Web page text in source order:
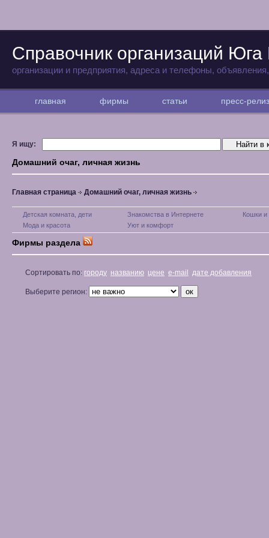
Справочник организаций Юга
организации и предприятия, адреса и телефоны,
главная фирмы статьи пресс-
Я ищу:
Домашний очаг, личная жизнь
Главная страница Домашний очаг, личная жизнь
Детская комната, дети Знакомства в Интернете
Кошки и
Мода и красота
Уют и комфорт
Фирмы раздела
Сортировать по: городу названию цене e-mail дате добавления
Выберите регион: